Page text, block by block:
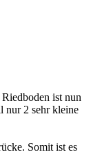
ist nun
nur 2 sehr kleine
Somit ist es